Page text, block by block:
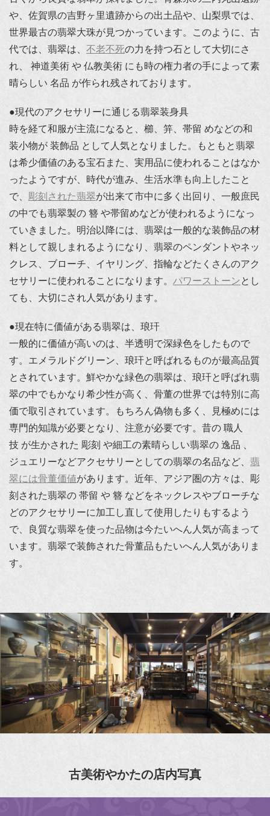
や、佐賀県の吉野ヶ里遺跡からの出土品や、山梨県では、
世界最古の翡翠大珠が見つかっています。このように、古
代では、翡翠は、 不老不死の力を持つ石として大切にさ
れ、 神道美術 や 仏教美術 にも時の権力者の手によって素
晴らしい 名品 が作られ残されております。
●現代のアクセサリーに通じる翡翠装身具
時を経て和服が主流になると、櫛、笄、帯留 めなどの和
装小物が 装飾品 として人気となりました。もともと翡翠
は希少価値のある宝石また、実用品に使われることはなか
ったようですが、時代が進み、生活水準も向上したこと
で、
彫刻された翡翠が出来て市中に多く出回り、一般庶民
の中でも翡翠製の 簪 や帯留めなどが使われるようになっ
ていきました。明治以降には、翡翠は一般的な装飾品の材
料として親しまれるようになり、翡翠のペンダントやネッ
クレス、ブローチ、イヤリング、指輪などたくさんのアク
セサリーに使われることになります。 パワーストーンとし
ても、大切にされ人気があります。
●現在特に価値がある翡翠は、琅玕
一般的に価値が高いのは、半透明で深緑色をしたもので
す。エメラルドグリーン、琅玕と呼ばれるものが最高品質
とされています。鮮やかな緑色の翡翠は、琅玕と呼ばれ翡
翠の中でもかなり希少性が高く、骨董の世界では特別に高
価で取引されています。もちろん偽物も多く、見極めには
専門的知識が必要となり、注意が必要です。昔の 職人
技 が生かされた 彫刻 や細工の素晴らしい翡翠の 逸品 、
ジュエリーなどアクセサリーとしての翡翠の名品など、 翡
翠には骨董価値があります。近年、アジア圏の方々は、彫
刻された翡翠の 帯留 や 簪 などをネックレスやブローチな
どのアクセサリーに加工し直して使用したりもするよう
で、良質な翡翠を使った品物は今たいへん人気が高まって
います。翡翠で装飾された骨董品もたいへん人気がありま
す。
古美術やかたの店内写真